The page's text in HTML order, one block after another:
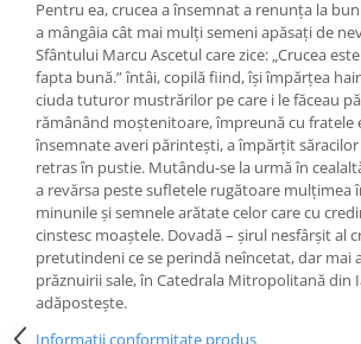
Editura Portocala Albastră
Editura Scriptum
Editura Sophia
Editura Usborne
Editura Vellant
Editura Verba
Pentru ea, crucea a însemnat a renunţa la
a mângâia cât mai mulţi semeni apăsaţi de
Sfântului Marcu Ascetul care zice: „Crucea
fapta bună.” întâi, copilă fiind, îşi împărţea
ciuda tuturor mustrărilor pe care i le făceau
rămânând moştenitoare, împreună cu fratele
însemnate averi părinteşti, a împărţit săracilor
retras în pustie. Mutându-se la urmă în
a revărsa peste sufletele rugătoare mulţimea
minunile şi semnele arătate celor care cu
cinstesc moaştele. Dovadă – şirul nesfârşit al
pretutindeni ce se perindă neîncetat, dar mai
prăznuirii sale, în Catedrala Mitropolitană din
adăposteşte.
Informatii conformitate produs